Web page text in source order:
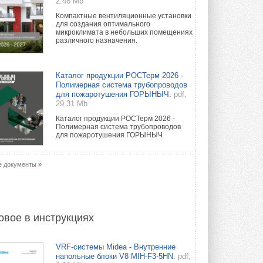
Компактные вентиляционные установки
для создания оптимального
микроклимата в небольших помещениях
различного назначения.
Каталог продукции РОСТерм 2026 -
Полимерная система трубопроводов
для пожаротушения ГОРЫНЫЧ.
pdf,
29.31 Mb
Каталог продукции РОСТерм 2026 -
Полимерная система трубопроводов
для пожаротушения ГОРЫНЫЧ
документы »
в инструкциях
VRF-системы Midea - Внутренние
напольные блоки V8 MIH-F3-5HN. pdf,